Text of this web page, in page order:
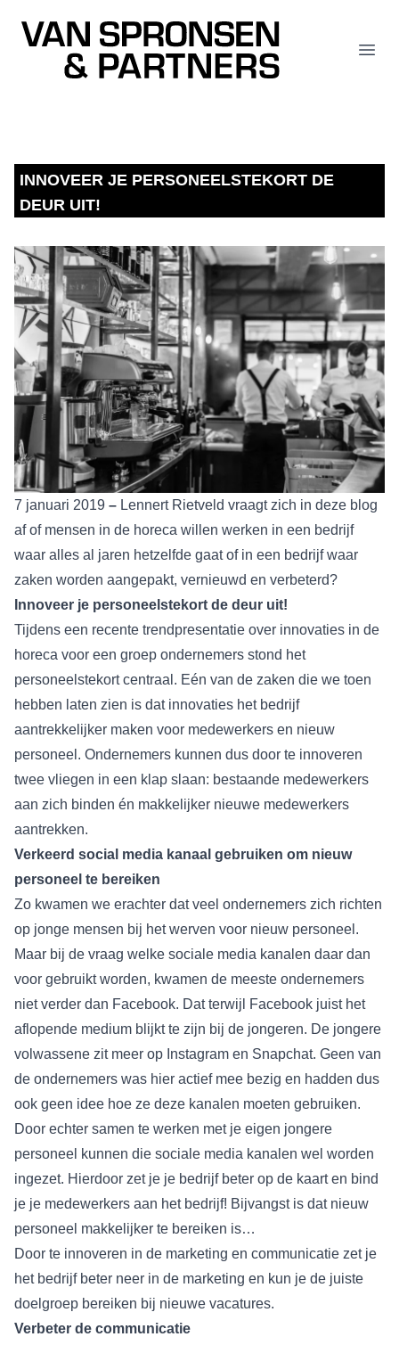
Van Spronsen & Partners
INNOVEER JE PERSONEELSTEKORT DE
DEUR UIT!
7 januari 2019 – Lennert Rietveld vraagt zich in deze blog
af of mensen in de horeca willen werken in een bedrijf
waar alles al jaren hetzelfde gaat of in een bedrijf waar
zaken worden aangepakt, vernieuwd en verbeterd?
Innoveer je personeelstekort de deur uit!
Tijdens een recente trendpresentatie over innovaties in de
horeca voor een groep ondernemers stond het
personeelstekort centraal. Eén van de zaken die we toen
hebben laten zien is dat innovaties het bedrijf
aantrekkelijker maken voor medewerkers en nieuw
personeel. Ondernemers kunnen dus door te innoveren
twee vliegen in een klap slaan: bestaande medewerkers
aan zich binden én makkelijker nieuwe medewerkers
aantrekken.
Verkeerd social media kanaal gebruiken om nieuw
personeel te bereiken
Zo kwamen we erachter dat veel ondernemers zich richten
op jonge mensen bij het werven voor nieuw personeel.
Maar bij de vraag welke sociale media kanalen daar dan
voor gebruikt worden, kwamen de meeste ondernemers
niet verder dan Facebook. Dat terwijl Facebook juist het
aflopende medium blijkt te zijn bij de jongeren. De jongere
volwassene zit meer op Instagram en Snapchat. Geen van
de ondernemers was hier actief mee bezig en hadden dus
ook geen idee hoe ze deze kanalen moeten gebruiken.
Door echter samen te werken met je eigen jongere
personeel kunnen die sociale media kanalen wel worden
ingezet. Hierdoor zet je je bedrijf beter op de kaart en bind
je je medewerkers aan het bedrijf! Bijvangst is dat nieuw
personeel makkelijker te bereiken is…
Door te innoveren in de marketing en communicatie zet je
het bedrijf beter neer in de marketing en kun je de juiste
doelgroep bereiken bij nieuwe vacatures.
Verbeter de communicatie